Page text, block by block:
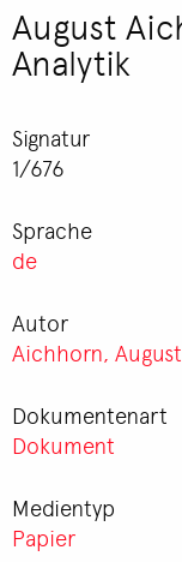
August
Analytik
Signatur
1/676
Sprache
de
Autor
Aichhorn, August
Dokumentenart
Dokument
Medientyp
Papier